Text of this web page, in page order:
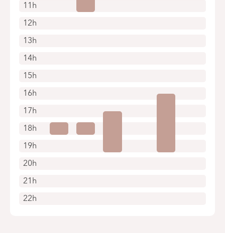
11h
12h
13h
14h
15h
16h
17h
18h
19h
20h
21h
22h